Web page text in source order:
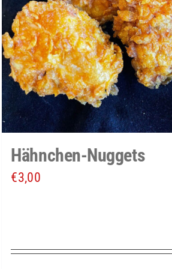
Hähnchen-Nuggets
€3,00